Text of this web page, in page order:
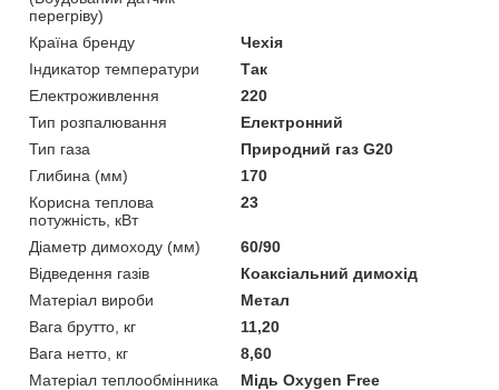
перегріву)
Країна бренду
Чехія
Індикатор температури
Так
Електроживлення
220
Тип розпалювання
Електронний
Тип газа
Природний газ G20
Глибина (мм)
170
Корисна теплова
потужність, кВт
23
Діаметр димоходу (мм)
60/90
Відведення газів
Коаксіальний димохід
Матеріал вироби
Метал
Вага брутто, кг
11,20
Вага нетто, кг
8,60
Матеріал теплообмінника
Мідь Oxygen Free